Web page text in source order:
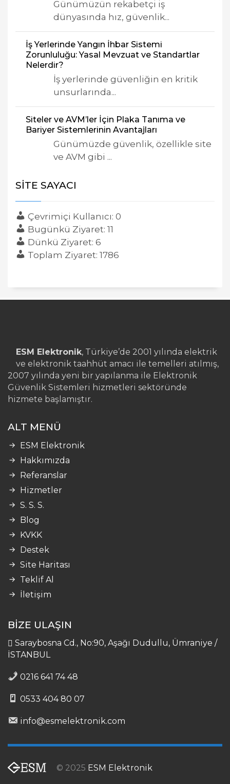
Günümüzün rekabetçi iş
dünyasında hız, güvenlik...
İş Yerlerinde Yangın İhbar Sistemi
Zorunluluğu: Yasal Mevzuat ve Standartlar
Nelerdir?
İş yerlerinde güvenliğin en kritik
unsurlarında...
Siteler ve AVM’ler İçin Plaka Tanıma ve
Bariyer Sistemlerinin Avantajları
Günümüzde güvenlik, özellikle site
ve AVM gibi ...
SITE SAYACI
Çevrimiçi Kullanıcı: 0
Bugünkü Ziyaret: 11
Dünkü Ziyaret: 6
Toplam Ziyaret: 1786
ESM Elektronik, Türkiye’de 2001 yılında elektrik
ve elektronik taahhüt amacı ile temelleri atılmış,
2007 yılında yeni bir yapılanma ile Elektronik
Güvenlik Sistemleri hizmetleri sektöründe
hizmete başlamıştır.
ALT MENÜ
ESM Elektronik
Hakkımızda
Referanslar
Hizmetler
S. S. S.
Blog
KVKK
Destek
Site Haritası
Teklif Al
İletişim
BİZE ULAŞIN
Saraybosna Cd., No:90, Aşağı Dudullu, Ümraniye /
İSTANBUL
0216 641 74 48
0533 404 80 07
info@esmelektronik.com
© 2025 ESM Elektronik